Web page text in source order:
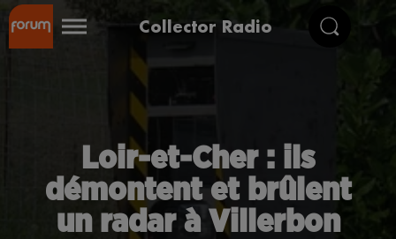
Collector Radio
Loir-et-Cher : ils
démontent et brûlent
un radar à Villerbon